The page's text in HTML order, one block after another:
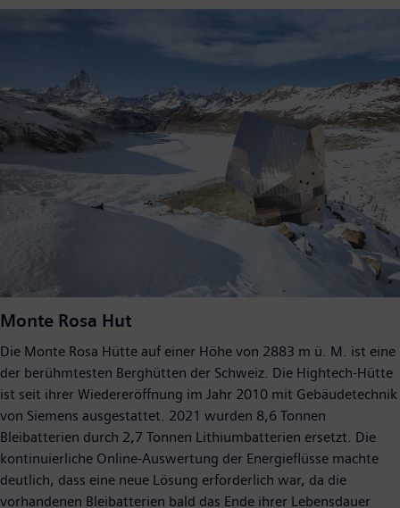
Monte Rosa Hut
Die Monte Rosa Hütte auf einer Höhe von 2883 m ü. M. ist eine
der berühmtesten Berghütten der Schweiz. Die Hightech-Hütte
ist seit ihrer Wiedereröffnung im Jahr 2010 mit Gebäudetechnik
von Siemens ausgestattet. 2021 wurden 8,6 Tonnen
Bleibatterien durch 2,7 Tonnen Lithiumbatterien ersetzt. Die
kontinuierliche Online-Auswertung der Energieflüsse machte
deutlich, dass eine neue Lösung erforderlich war, da die
vorhandenen Bleibatterien bald das Ende ihrer Lebensdauer